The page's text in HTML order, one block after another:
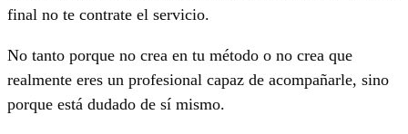
final no te contrate el servicio.
No tanto porque no crea en tu método o no crea que
realmente eres un profesional capaz de acompañarle, sino
porque está dudado de sí mismo.